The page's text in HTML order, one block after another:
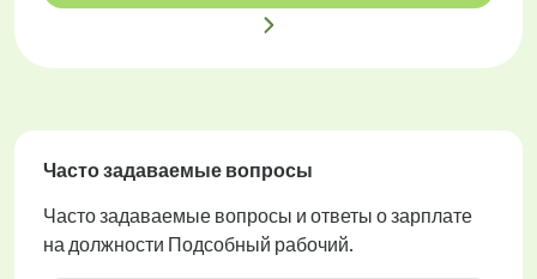
Часто задаваемые вопросы
Часто задаваемые вопросы и ответы о зарплате
на должности Подсобный рабочий.